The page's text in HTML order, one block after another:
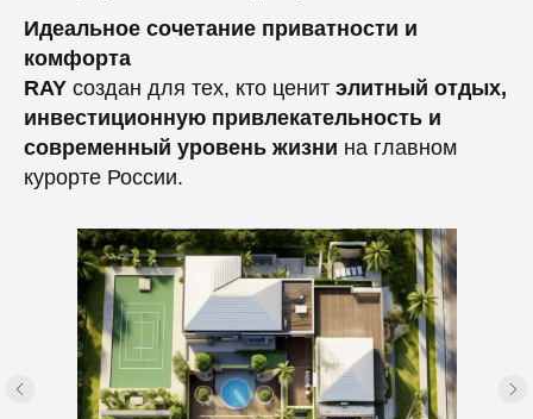
Идеальное сочетание приватности и
комфорта
RAY создан для тех, кто ценит элитный отдых,
инвестиционную привлекательность и
современный уровень жизни на главном
курорте России.